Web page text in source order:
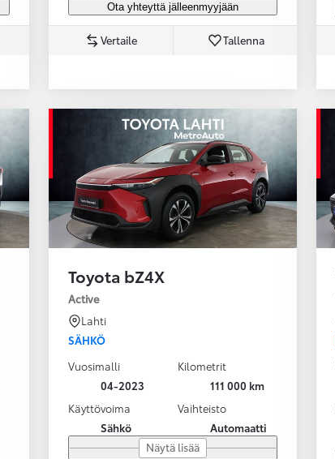
Ota yhteyttä jälleenmyyjään
Vertaile Tallenna
Toyota bZ4X
Active
Lahti
SÄHKÖ
Vuosimalli
04-2023
Kilometrit
111 000 km
Käyttövoima
Sähkö
Vaihteisto
Automaatti
Näytä lisää